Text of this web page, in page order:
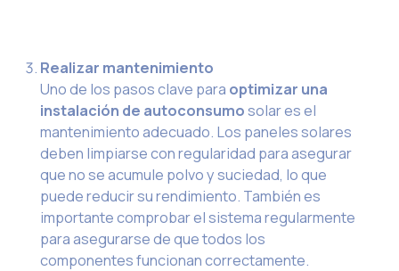
Realizar mantenimiento
Uno de los pasos clave para optimizar una
instalación de autoconsumosolar es el
mantenimiento adecuado. Los paneles solares
deben limpiarse con regularidad para asegurar
que no se acumule polvo y suciedad, lo que
puede reducir su rendimiento. También es
importante comprobar el sistema regularmente
para asegurarse de que todos los
componentes funcionan correctamente.